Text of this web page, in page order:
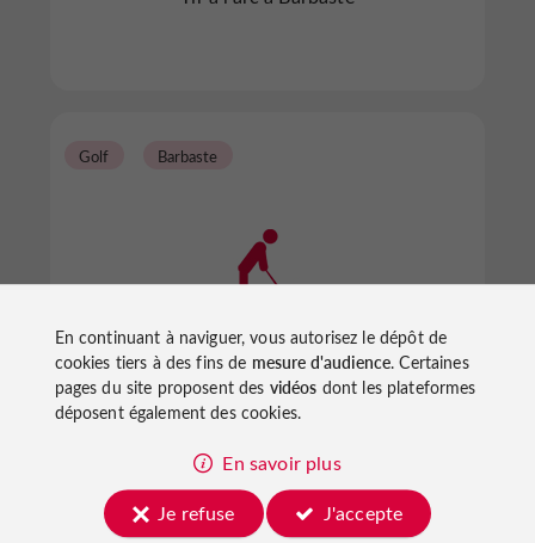
Golf d'Albret
Golf Barbaste
Golf à Barbaste
En continuant à naviguer, vous autorisez le dépôt de
cookies tiers à des fins de mesure d'audience. Certaines
pages du site proposent des vidéos dont les plateformes
déposent également des cookies.
En savoir plus
Je refuse
J'accepte